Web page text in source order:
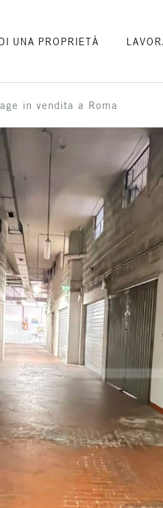
UNA PROPRIETÀ
in vendita a Roma